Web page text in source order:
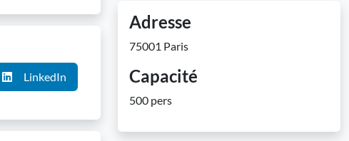
LinkedIn
Adresse
75001 Paris
Capacité
500 pers